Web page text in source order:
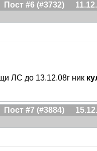
Пост #6 (#3732)
ЛС до 13.12.08г ник
Пост #7 (#3884)